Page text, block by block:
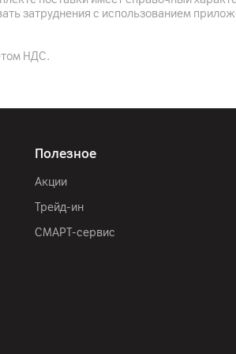
затруднения с использованием
НДС.
Полезное
Акции
Трейд-ин
СМАРТ-сервис